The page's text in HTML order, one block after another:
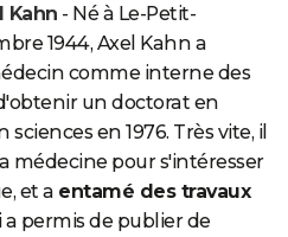
Kahn - Né à Le-Petit-
1944, Axel Kahn a
comme interne des
un doctorat en
en 1976. Très vite, il
médecine pour s'intéresser
et a entamé des travaux
a permis de publier de